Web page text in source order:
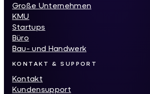
Große Unternehmen
KMU
Startups
Büro
Bau- und Handwerk
KONTAKT & SUPPORT
Kontakt
Kundensupport